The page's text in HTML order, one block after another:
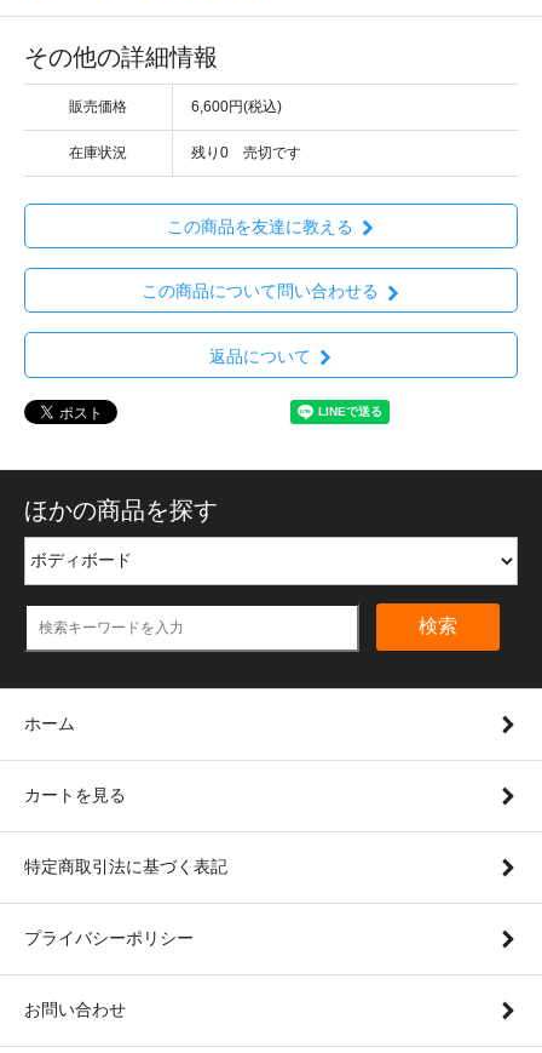
その他の詳細情報
販売価格 6,600円(税込)
在庫状況 残り0 売切です
この商品を友達に教える
この商品について問い合わせる
返品について
ほかの商品を探す
検索
ホーム
カートを見る
特定商取引法に基づく表記
プライバシーポリシー
お問い合わせ